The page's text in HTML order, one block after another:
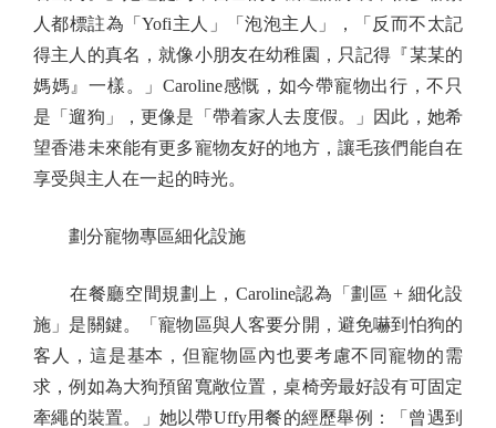
人都標註為「Yofi主人」「泡泡主人」，「反而不太記
得主人的真名，就像小朋友在幼稚園，只記得『某某的
媽媽』一樣。」Caroline感慨，如今帶寵物出行，不只
是「遛狗」，更像是「帶着家人去度假。」因此，她希
望香港未來能有更多寵物友好的地方，讓毛孩們能自在
享受與主人在一起的時光。
劃分寵物專區細化設施
在餐廳空間規劃上，Caroline認為「劃區 + 細化設
施」是關鍵。「寵物區與人客要分開，避免嚇到怕狗的
客人，這是基本，但寵物區內也要考慮不同寵物的需
求，例如為大狗預留寬敞位置，桌椅旁最好設有可固定
牽繩的裝置。」她以帶Uffy用餐的經歷舉例：「曾遇到